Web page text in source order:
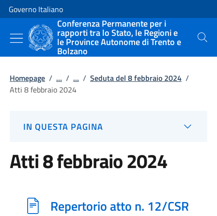
Vai al contenuto
Vai alla navigazione del sito
Governo Italiano
Conferenza Permanente per i
rapporti tra lo Stato, le Regioni e
le Province Autonome di Trento e
Bolzano
Cerca
Homepage / ... / ... / Seduta del 8 febbraio 2024 /
Atti 8 febbraio 2024
IN QUESTA PAGINA
Atti 8 febbraio 2024
Repertorio atto n. 12/CSR